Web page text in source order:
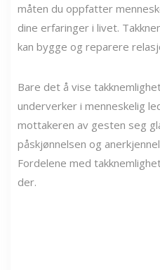
måten du oppfatter
dine erfaringer i livet.
kan bygge og reparere
Bare det å vise
underverker i menneskelig
mottakeren av gesten seg
påskjønnelsen og
Fordelene med
der.